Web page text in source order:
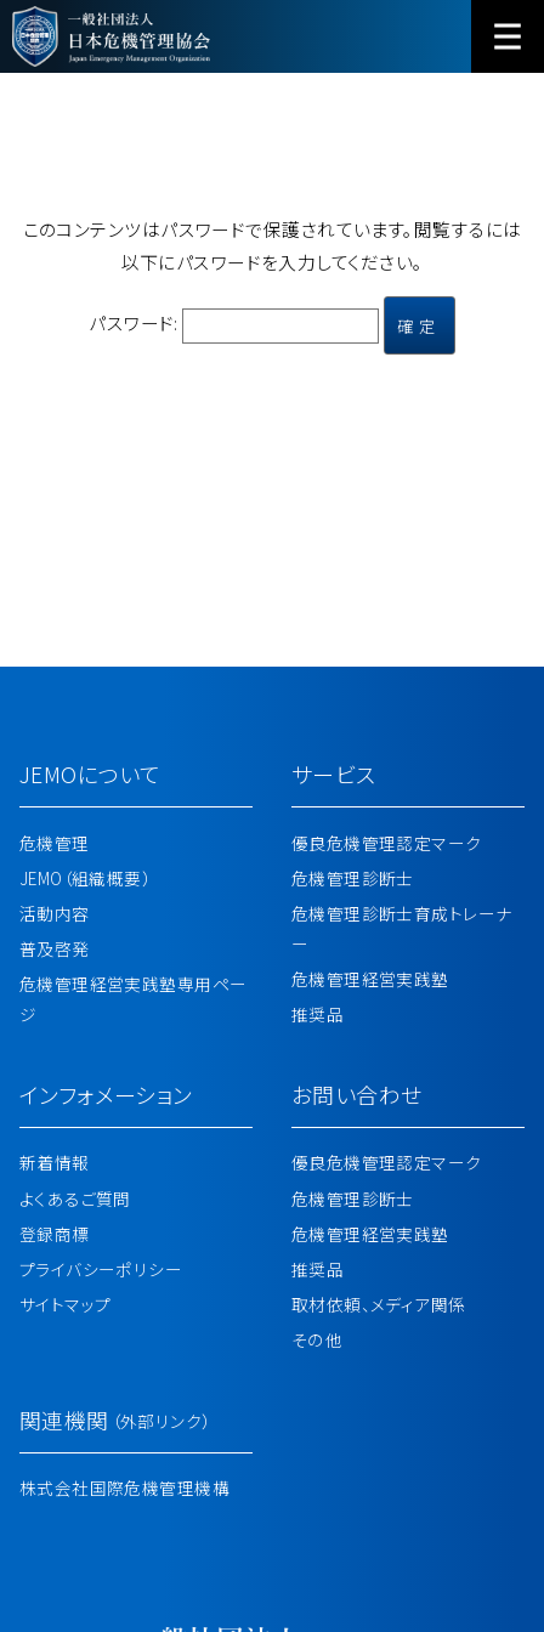
このコンテンツはパスワードで保護されています。閲覧するには
以下にパスワードを入力してください。
パスワード:
JEMOについて
危機管理
JEMO（組織概要）
活動内容
普及啓発
危機管理経営実践塾専用ペー
ジ
サービス
優良危機管理認定マーク
危機管理診断士
危機管理診断士育成トレーナ
ー
危機管理経営実践塾
推奨品
インフォメーション
新着情報
よくあるご質問
登録商標
プライバシーポリシー
サイトマップ
お問い合わせ
優良危機管理認定マーク
危機管理診断士
危機管理経営実践塾
推奨品
取材依頼、メディア関係
その他
関連機関 （外部リンク）
株式会社国際危機管理機構